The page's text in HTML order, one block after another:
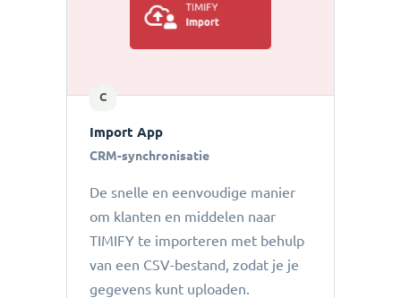
C
Import App
CRM-synchronisatie
De snelle en eenvoudige manier
om klanten en middelen naar
TIMIFY te importeren met behulp
van een CSV-bestand, zodat je je
gegevens kunt uploaden.